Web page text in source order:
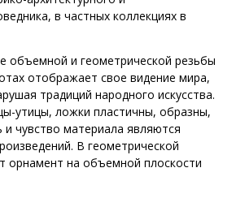
в частных коллекциях в
объемной и геометрической резьбы
отображает свое видение мира,
традиций народного искусства.
утицы, ложки пластичны, образны,
чувство материала являются
В геометрической
орнамент на объемной плоскости